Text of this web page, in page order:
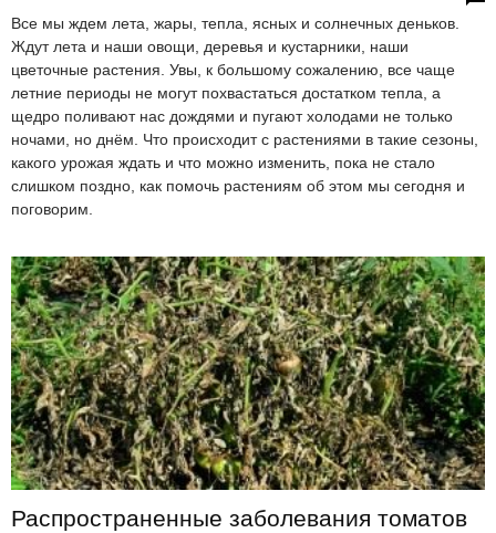
Все мы ждем лета, жары, тепла, ясных и солнечных деньков.
Ждут лета и наши овощи, деревья и кустарники, наши
цветочные растения. Увы, к большому сожалению, все чаще
летние периоды не могут похвастаться достатком тепла, а
щедро поливают нас дождями и пугают холодами не только
ночами, но днём. Что происходит с растениями в такие сезоны,
какого урожая ждать и что можно изменить, пока не стало
слишком поздно, как помочь растениям об этом мы сегодня и
поговорим.
Распространенные заболевания томатов